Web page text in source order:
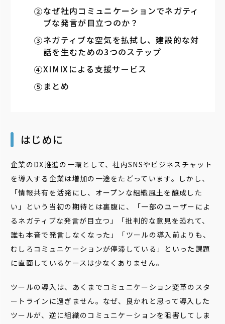
なぜ社内コミュニケーションでネガティ
ブな発言が目立つのか？
ネガティブな空気を払拭し、建設的な対
話を生むための3つのステップ
XIMIXによる支援サービス
まとめ
はじめに
企業のDX推進の一環として、社内SNSやビジネスチャット
を導入する企業は増加の一途をたどっています。しかし、
「情報共有を活発にし、オープンな組織風土を醸成した
い」という当初の期待とは裏腹に、「一部のユーザーによ
るネガティブな発言が目立つ」「批判的な意見を恐れて、
誰も本音で発言しなくなった」「ツールの導入前よりも、
むしろコミュニケーションが停滞している」といった課題
に直面しているケースは少なくありません。
ツールの導入は、あくまでコミュニケーション変革のスタ
ートラインに過ぎません。なぜ、良かれと思って導入した
ツールが、逆に組織のコミュニケーションを阻害してしま